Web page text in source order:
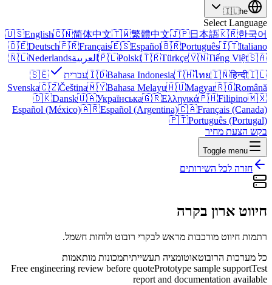
🇮🇱he
Select Language
🇺🇸English🇨🇳简体中文🇹🇼繁體中文🇯🇵日本語🇰🇷한국어
🇩🇪Deutsch🇫🇷Français🇪🇸Español🇧🇷Português🇮🇹Italiano
🇵🇱Polski🇹🇷Türkçe🇻🇳Tiếng Việt🇸🇦 العربية 🇳🇱Nederlands
🇮🇩Bahasa Indonesia🇹🇭ไทย🇮🇳हिन्दी🇮🇱 עברית
🇸🇪
Svenska🇨🇿Čeština🇲🇾Bahasa Melayu🇭🇺Magyar🇷🇴Română
🇩🇰Dansk🇺🇦Українська🇬🇷Ελληνικά🇵🇭Filipino🇲🇽
Español (México)🇦🇷Español (Argentina)🇨🇦Français (Canada)
🇵🇹Português (Portugal)
בקש הצעת מחיר
Toggle menu
חזרה לכל השירותים
חיווט ארון בקרה
רתמות חיווט מורכבות מראש לבקרי רובוט ולוחות חשמל.
כל מערכות הרובוטאוטומציה תעשייתיתמכונות מותאמות
Free engineering review before quotePrototype sample supportTest
report and documentation available